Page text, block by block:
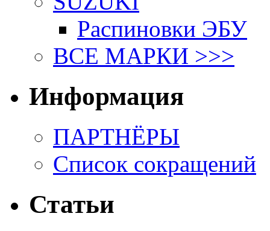
Распиновки ЭБУ
ВСЕ МАРКИ >>>
Информация
ПАРТНЁРЫ
Список сокращений
Статьи